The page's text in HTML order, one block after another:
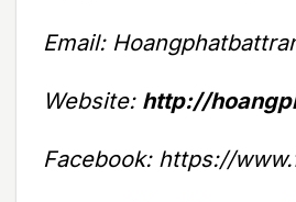
Email:
Website: http://
Facebook: https://